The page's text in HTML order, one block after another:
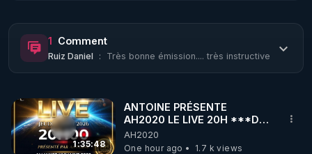
Vaste projet pour vous permettre de faire un vrai
bond qualitatif dans votre santé et celle de vos
proches. Premier épisode sur les dangers du sucre
1 Comment
Ruiz Daniel : Très bonne émission.... très instructive
1:35:48
ANTOINE PRÉSENTE
AH2020 LE LIVE 20H ***DU
06/08/2026***
AH2020
One hour ago
1.7 k views